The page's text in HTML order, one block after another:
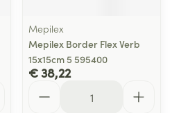
Mepilex
Mepilex Border Flex Verb
15x15cm 5 595400
€ 38,22